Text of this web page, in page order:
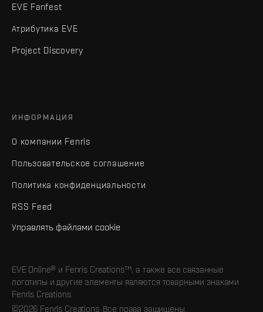
EVE Fanfest
Атрибутика EVE
Project Discovery
ИНФОРМАЦИЯ
О компании Fenris
Пользовательское соглашение
Политика конфиденциальности
RSS Feed
Управлять файлами cookie
EVE Online® и Fenris Creations™, а также все связанные
логотипы и другие элементы являются товарными знаками
Fenris Creations.
©2026 Fenris Creations. Все права защищены.